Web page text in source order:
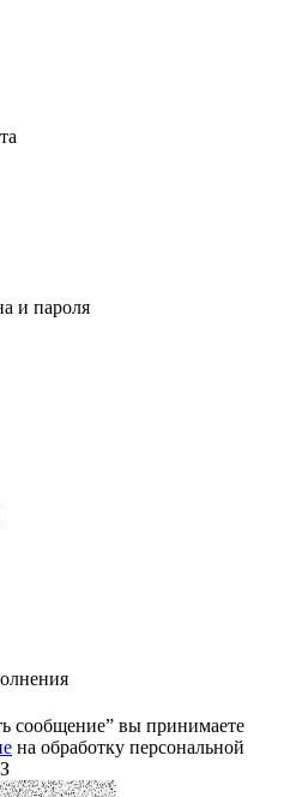
и пароля
сообщение” вы принимаете
на обработку персональной